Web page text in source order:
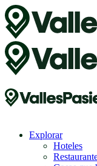
Explorar
Hoteles